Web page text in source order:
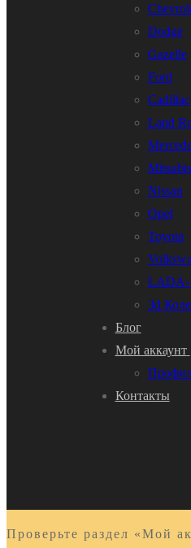
Dodge
Gazelle
Ford
Cadillac
Land
Nissan
Opel
Toyota
LADA-
3d
Блог
Мой аккаунт
Контакты
Проверьте раздел «Мой